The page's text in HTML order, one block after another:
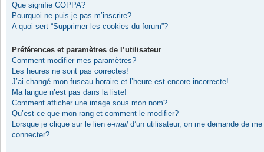
Que signifie COPPA?
Pourquoi ne puis-je pas m’inscrire?
A quoi sert “Supprimer les cookies du forum”?
Préférences et paramètres de l’utilisateur
Comment modifier mes paramètres?
Les heures ne sont pas correctes!
J’ai changé mon fuseau horaire et l’heure est encore incorrecte!
Ma langue n’est pas dans la liste!
Comment afficher une image sous mon nom?
Qu’est-ce que mon rang et comment le modifier?
Lorsque je clique sur le lien e-mail d’un utilisateur, on me demande de me
connecter?